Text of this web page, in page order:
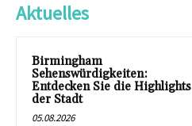
Aktuelles
Birmingham
Sehenswürdigkeiten:
Entdecken Sie die Highlights
der Stadt
05.08.2026